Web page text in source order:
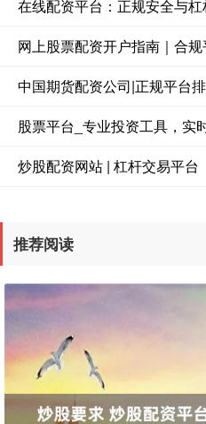
在线配资平台：正规安全与
网上股票配资开户指南｜合
中国期货配资公司|正规平台
股票平台_专业投资工具，实
炒股配资网站 | 杠杆交易平台
推荐阅读